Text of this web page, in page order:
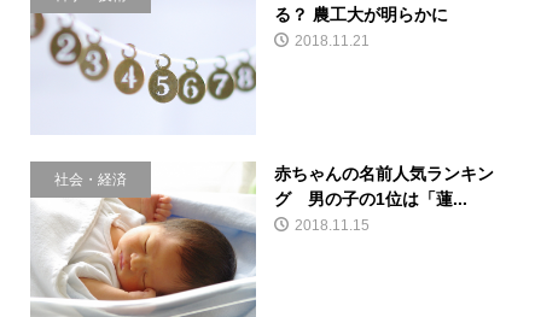
る？ 農工大が明らかに
2018.11.21
社会・経済
赤ちゃんの名前人気ランキン
グ 男の子の1位は「蓮...
2018.11.15